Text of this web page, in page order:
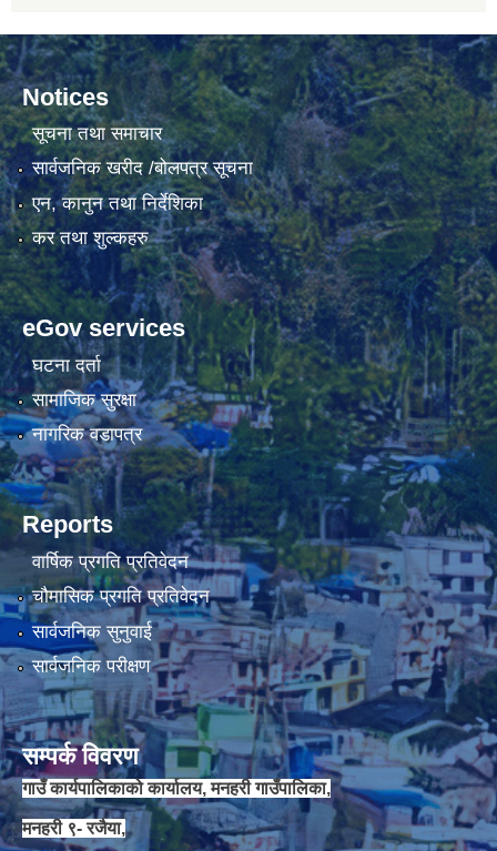
Notices
सूचना तथा समाचार
सार्वजनिक खरीद /बोलपत्र सूचना
एन, कानुन तथा निर्देशिका
कर तथा शुल्कहरु
eGov services
घटना दर्ता
सामाजिक सुरक्षा
नागरिक वडापत्र
Reports
वार्षिक प्रगति प्रतिवेदन
चौमासिक प्रगति प्रतिवेदन
सार्वजनिक सुनुवाई
सार्वजनिक परीक्षण
सम्पर्क विवरण
गाउँ कार्यपालिकाको कार्यालय, मनहरी गाउँपालिका,
मनहरी ९- रजैया,